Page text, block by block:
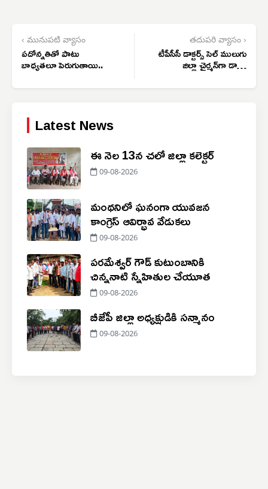
‹ మునుపటి వ్యాసం
పదోన్నతితో పాటు
బాధ్యతలూ పెరుగుతాయి..
తదుపరి వ్యాసం ›
టీపీసీసీ డాక్టర్స్ సెల్ ములుగు
జిల్లా చైర్మన్‌గా డాక్టర్
Latest News
ఈ నెల 13న చలో జిల్లా కలెక్టర్
09-08-2026
మంథనిలో ఘనంగా యువజన
కాంగ్రెస్ ఆవిర్భావ వేడుకలు
09-08-2026
పరమేశ్వర్ గౌడ్ కుటుంబానికి
చిన్ననాటి స్నేహితుల చేయూత
09-08-2026
బీజేపీ జిల్లా అధ్యక్షుడికి సన్మానం
09-08-2026